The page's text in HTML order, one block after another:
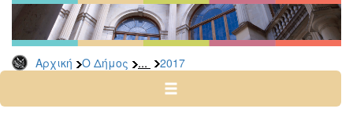
Αρχική Ο Δήμος ... 2017
Τύπου
Αρχείο
2026
2024